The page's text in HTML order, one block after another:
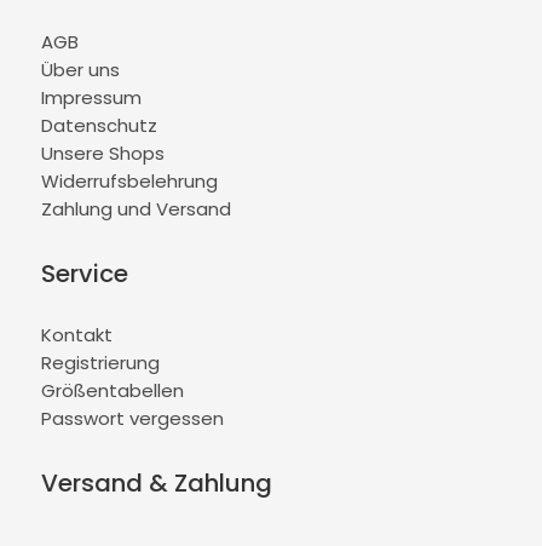
AGB
Über uns
Impressum
Datenschutz
Unsere Shops
Widerrufsbelehrung
Zahlung und Versand
Service
Kontakt
Registrierung
Größentabellen
Passwort vergessen
Versand & Zahlung